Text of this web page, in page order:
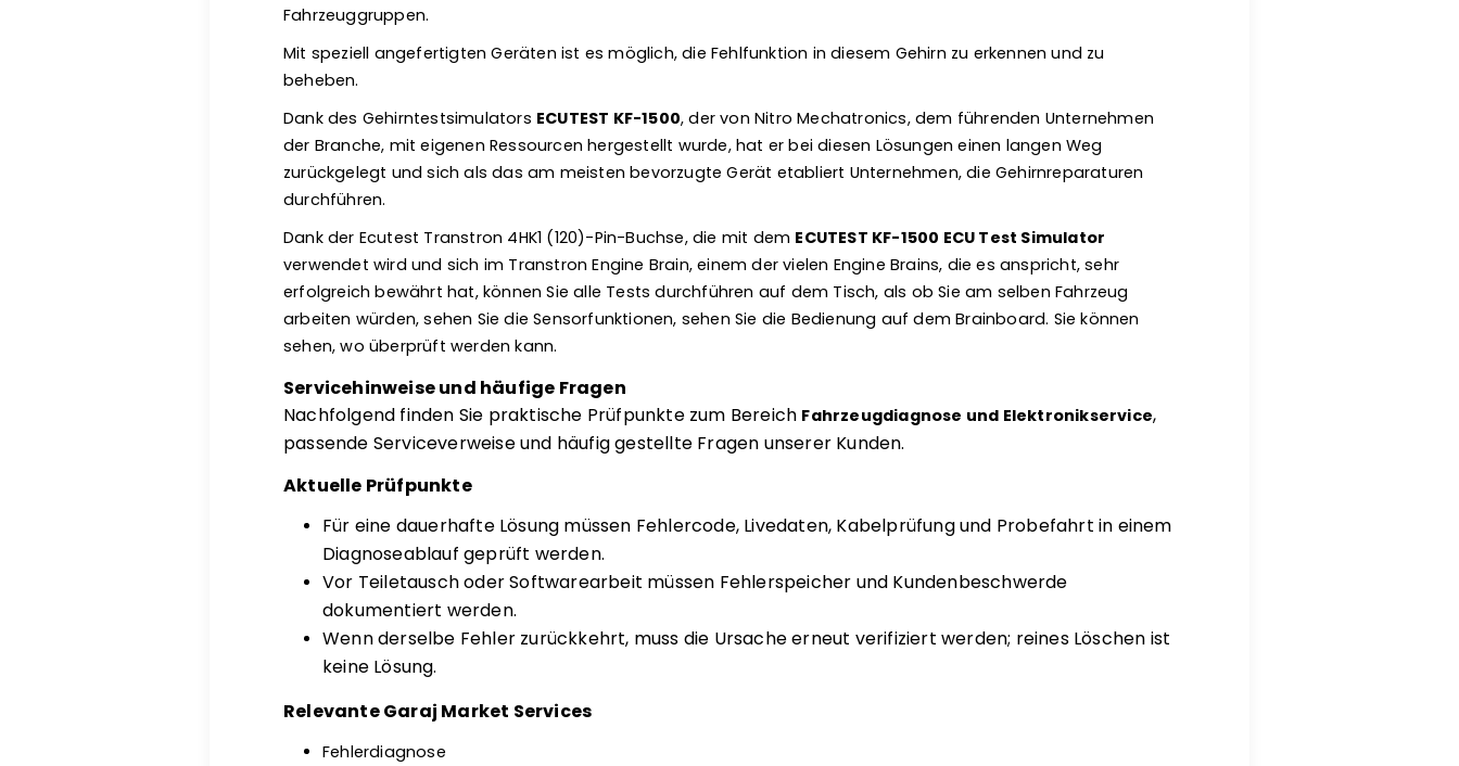
Fahrzeuggruppen.
Mit speziell angefertigten Geräten ist es möglich, die Fehlfunktion in diesem Gehirn zu erkennen und zu
beheben.
Dank des Gehirntestsimulators ECUTEST KF-1500, der von Nitro Mechatronics, dem führenden Unternehmen
der Branche, mit eigenen Ressourcen hergestellt wurde, hat er bei diesen Lösungen einen langen Weg
zurückgelegt und sich als das am meisten bevorzugte Gerät etabliert Unternehmen, die Gehirnreparaturen
durchführen.
Dank der Ecutest Transtron 4HK1 (120)-Pin-Buchse, die mit dem ECUTEST KF-1500 ECU Test Simulator
verwendet wird und sich im Transtron Engine Brain, einem der vielen Engine Brains, die es anspricht, sehr
erfolgreich bewährt hat, können Sie alle Tests durchführen auf dem Tisch, als ob Sie am selben Fahrzeug
arbeiten würden, sehen Sie die Sensorfunktionen, sehen Sie die Bedienung auf dem Brainboard. Sie können
sehen, wo überprüft werden kann.
Servicehinweise und häufige Fragen
Nachfolgend finden Sie praktische Prüfpunkte zum Bereich Fahrzeugdiagnose und Elektronikservice,
passende Serviceverweise und häufig gestellte Fragen unserer Kunden.
Aktuelle Prüfpunkte
Für eine dauerhafte Lösung müssen Fehlercode, Livedaten, Kabelprüfung und Probefahrt in einem
Diagnoseablauf geprüft werden.
Vor Teiletausch oder Softwarearbeit müssen Fehlerspeicher und Kundenbeschwerde
dokumentiert werden.
Wenn derselbe Fehler zurückkehrt, muss die Ursache erneut verifiziert werden; reines Löschen ist
keine Lösung.
Relevante Garaj Market Services
Fehlerdiagnose